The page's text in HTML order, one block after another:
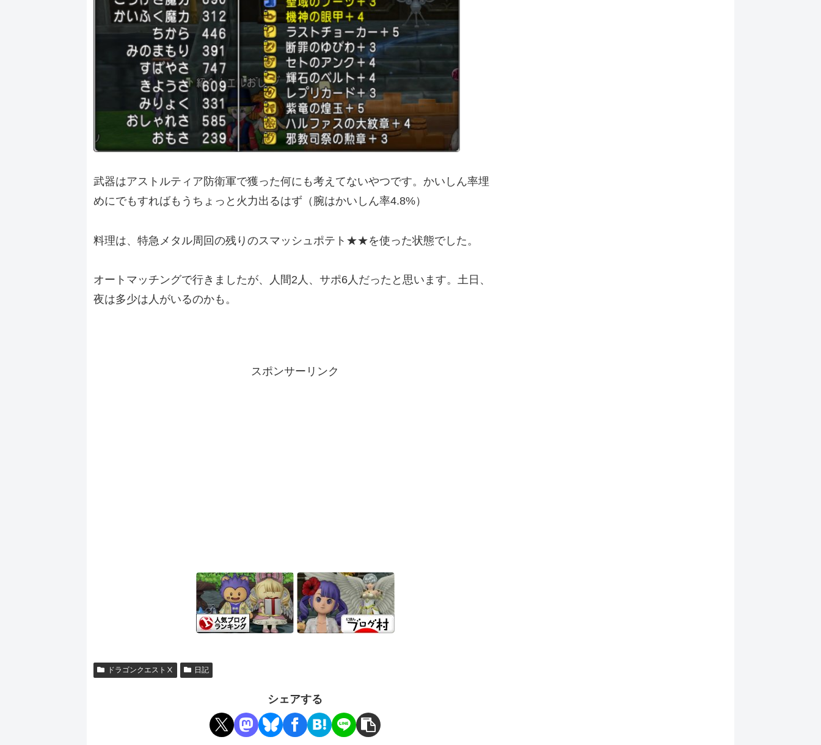
武器はアストルティア防衛軍で獲った何にも考えてないやつです。かいしん率埋
めにでもすればもうちょっと火力出るはず（腕はかいしん率4.8%）
料理は、特急メタル周回の残りのスマッシュポテト★★を使った状態でした。
オートマッチングで行きましたが、人間2人、サポ6人だったと思います。土日、
夜は多少は人がいるのかも。
スポンサーリンク
ドラゴンクエストⅩ 日記
シェアする